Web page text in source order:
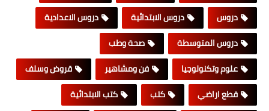
دروس
دروس الابتدائية
دروس الاعدادية
دروس المتوسطة
صحة وطب
علوم وتكنولوجيا
فن ومشاهير
قروض وسلف
قطع اراضي
كتب
كتب الابتدائية